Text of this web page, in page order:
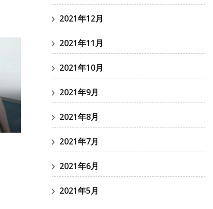
2021年12月
2021年11月
2021年10月
2021年9月
2021年8月
2021年7月
2021年6月
2021年5月